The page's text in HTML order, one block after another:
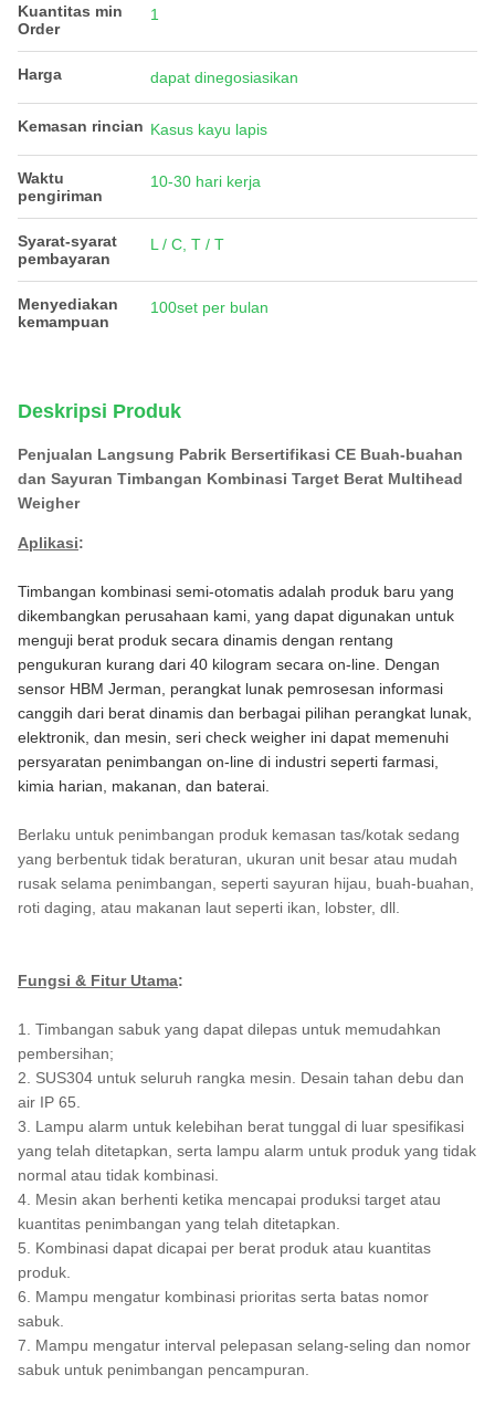
Kuantitas min
Order
1
Harga dapat dinegosiasikan
Kemasan rincian Kasus kayu lapis
Waktu
pengiriman
10-30 hari kerja
Syarat-syarat
pembayaran
L / C, T / T
Menyediakan
kemampuan
100set per bulan
Deskripsi Produk
Penjualan Langsung Pabrik Bersertifikasi CE Buah-buahan
dan Sayuran Timbangan Kombinasi Target Berat Multihead
Weigher
Aplikasi:
Timbangan kombinasi semi-otomatis adalah produk baru yang
dikembangkan perusahaan kami, yang dapat digunakan untuk
menguji berat produk secara dinamis dengan rentang
pengukuran kurang dari 40 kilogram secara on-line. Dengan
sensor HBM Jerman, perangkat lunak pemrosesan informasi
canggih dari berat dinamis dan berbagai pilihan perangkat lunak,
elektronik, dan mesin, seri check weigher ini dapat memenuhi
persyaratan penimbangan on-line di industri seperti farmasi,
kimia harian, makanan, dan baterai.
Berlaku untuk penimbangan produk kemasan tas/kotak sedang
yang berbentuk tidak beraturan, ukuran unit besar atau mudah
rusak selama penimbangan, seperti sayuran hijau, buah-buahan,
roti daging, atau makanan laut seperti ikan, lobster, dll.
Fungsi & Fitur Utama:
1. Timbangan sabuk yang dapat dilepas untuk memudahkan
pembersihan;
2. SUS304 untuk seluruh rangka mesin. Desain tahan debu dan
air IP 65.
3. Lampu alarm untuk kelebihan berat tunggal di luar spesifikasi
yang telah ditetapkan, serta lampu alarm untuk produk yang tidak
normal atau tidak kombinasi.
4. Mesin akan berhenti ketika mencapai produksi target atau
kuantitas penimbangan yang telah ditetapkan.
5. Kombinasi dapat dicapai per berat produk atau kuantitas
produk.
6. Mampu mengatur kombinasi prioritas serta batas nomor
sabuk.
7. Mampu mengatur interval pelepasan selang-seling dan nomor
sabuk untuk penimbangan pencampuran.